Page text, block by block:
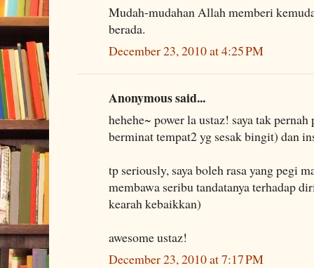
Mudah-mudahan Allah memberi
berada.
December 23, 2010 at 4:25 PM
Anonymous said...
hehehe~ power la ustaz! saya tak
berminat tempat2 yg sesak bingit) dan
tp seriously, saya boleh rasa yang pegi
membawa seribu tandatanya terhadap
kearah kebaikkan)
awesome ustaz!
December 23, 2010 at 7:17 PM